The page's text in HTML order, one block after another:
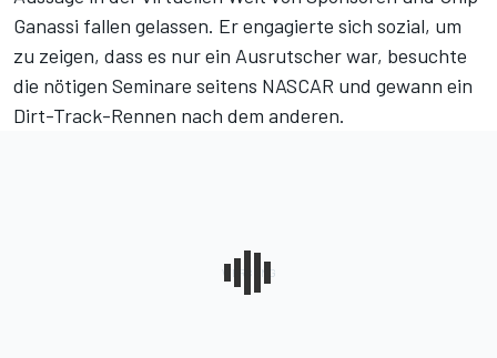
Ganassi fallen gelassen. Er engagierte sich sozial, um
zu zeigen, dass es nur ein Ausrutscher war, besuchte
die nötigen Seminare seitens NASCAR und gewann ein
Dirt-Track-Rennen nach dem anderen.